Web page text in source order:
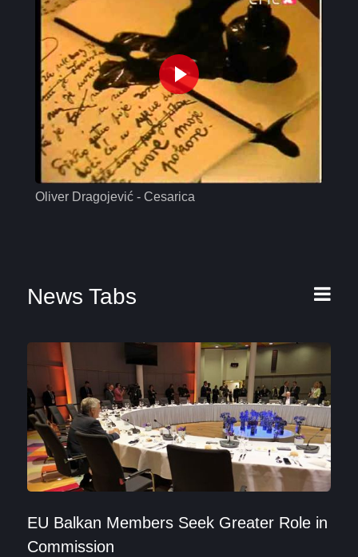
Oliver Dragojević - Cesarica
News Tabs
EU Balkan Members Seek Greater Role in
Commission